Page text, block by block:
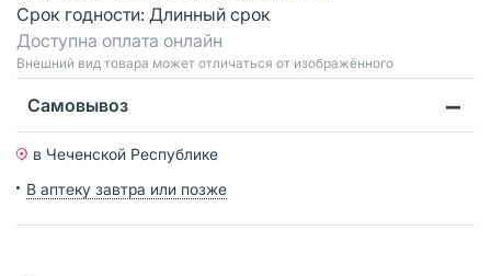
Срок годности: Длинный срок
Доступна оплата онлайн
Bнешний вид товара может отличаться от изображённого
Самовывоз
в Чеченской Республике
В аптеку завтра или позже